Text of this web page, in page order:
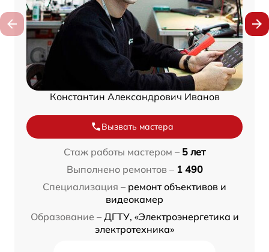
Константин Александрович Иванов
Вызвать мастера
Стаж работы мастером – 5 лет
Выполнено ремонтов – 1 490
Специализация – ремонт объективов и
видеокамер
Образование – ДГТУ, «Электроэнергетика и
электротехника»